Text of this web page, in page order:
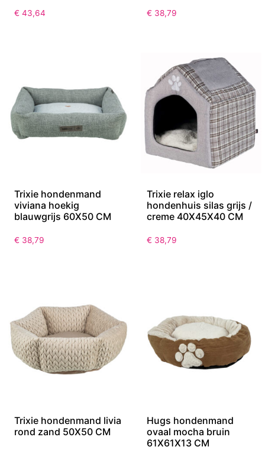
€ 43,64 € 38,79
Trixie hondenmand
viviana hoekig
blauwgrijs 60X50 CM
€ 38,79
Trixie relax iglo
hondenhuis silas grijs /
creme 40X45X40 CM
€ 38,79
Trixie hondenmand livia
rond zand 50X50 CM
Hugs hondenmand
ovaal mocha bruin
61X61X13 CM